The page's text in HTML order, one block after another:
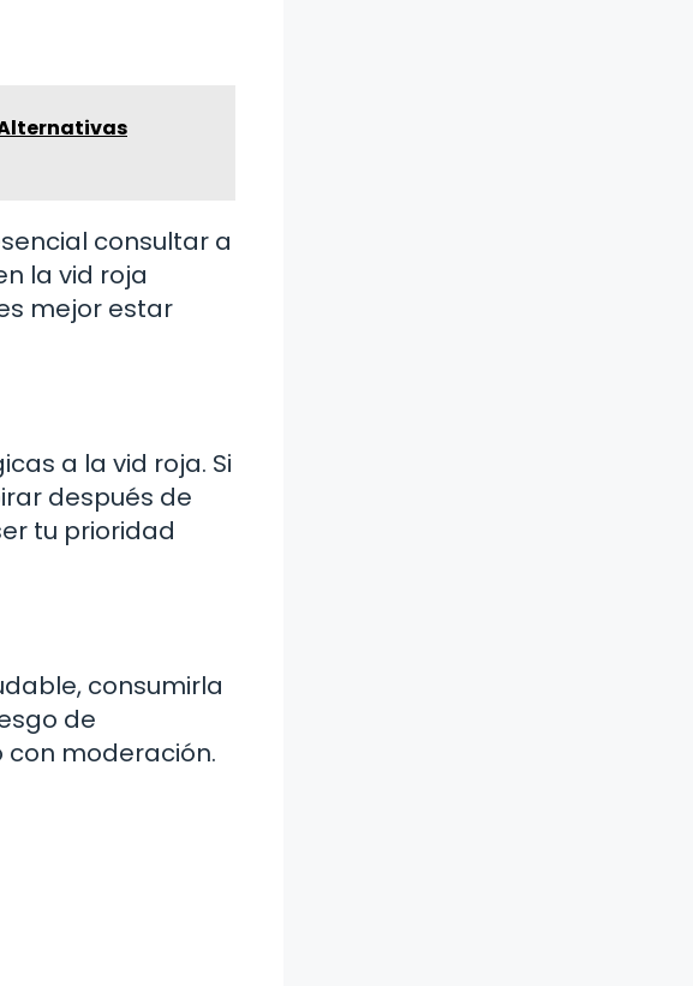
Alternativas
consultar a
la vid roja
mejor estar
a la vid roja. Si
después de
tu prioridad
consumirla
de
con moderación.